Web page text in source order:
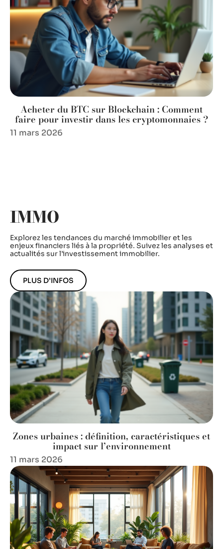
Acheter du BTC sur Blockchain : Comment
faire pour investir dans les cryptomonnaies ?
11 mars 2026
Zones urbaines : définition, caractéristiques et
impact sur l’environnement
11 mars 2026
IMMO
Explorez les tendances du marché immobilier et les
enjeux financiers liés à la propriété. Suivez les analyses et
actualités sur l’investissement immobilier.
PLUS D’INFOS